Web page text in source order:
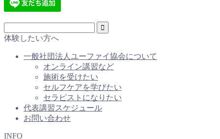
体験したい方へ
一般社団法人ユーファイ協会について
オンライン講習など
施術を受けたい
セルフケアを学びたい
セラピストになりたい
代表講習スケジュール
お問い合わせ
INFO